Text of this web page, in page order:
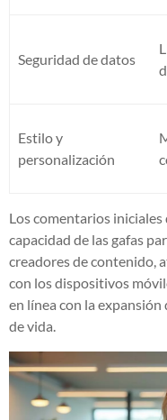
Seguridad de datos
Estilo y
personalización
Los comentarios
capacidad de las gafas
creadores de contenido,
con los dispositivos
en línea con la expansión
de vida.